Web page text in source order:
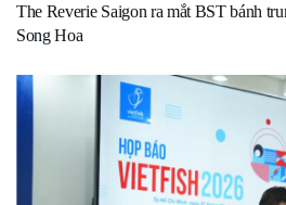
The Reverie Saigon ra mắt BST bánh
Song Hoa